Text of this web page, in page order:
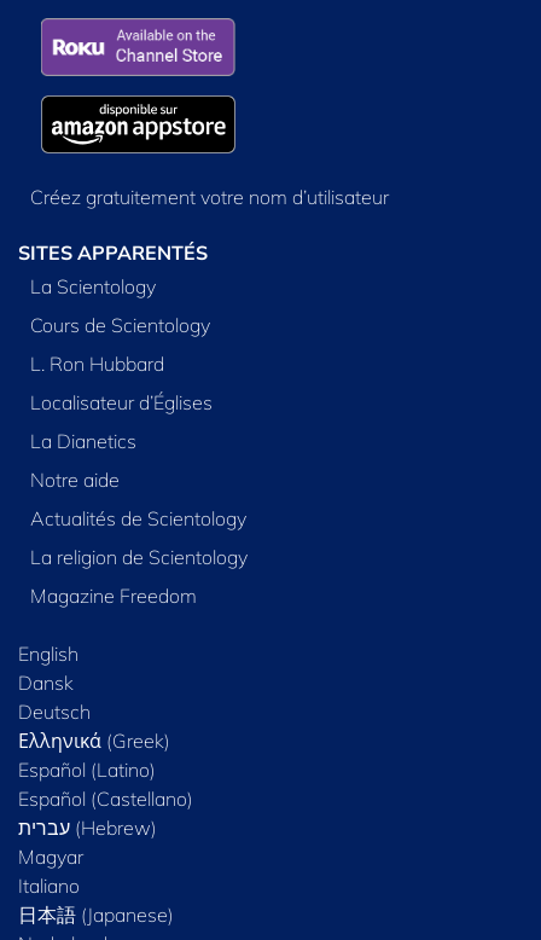
Créez gratuitement votre nom d’utilisateur
SITES APPARENTÉS
La Scientology
Cours de Scientology
L. Ron Hubbard
Localisateur d’Églises
La Dianetics
Notre aide
Actualités de Scientology
La religion de Scientology
Magazine Freedom
English
Dansk
Deutsch
Ελληνικά (Greek)
Español (Latino)
Español (Castellano)
Magyar
Italiano
日本語 (Japanese)